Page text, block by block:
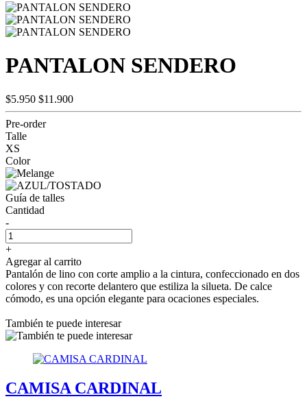
PANTALON SENDERO
$5.950 $11.900
Pre-order
Talle
XS
Color
Guía de talles
Cantidad
-
+
Agregar al carrito
Pantalón de lino con corte amplio a la cintura, confeccionado en dos
colores y con recorte delantero que estiliza la silueta. De calce
cómodo, es una opción elegante para ocaciones especiales.
También te puede interesar
CAMISA CARDINAL